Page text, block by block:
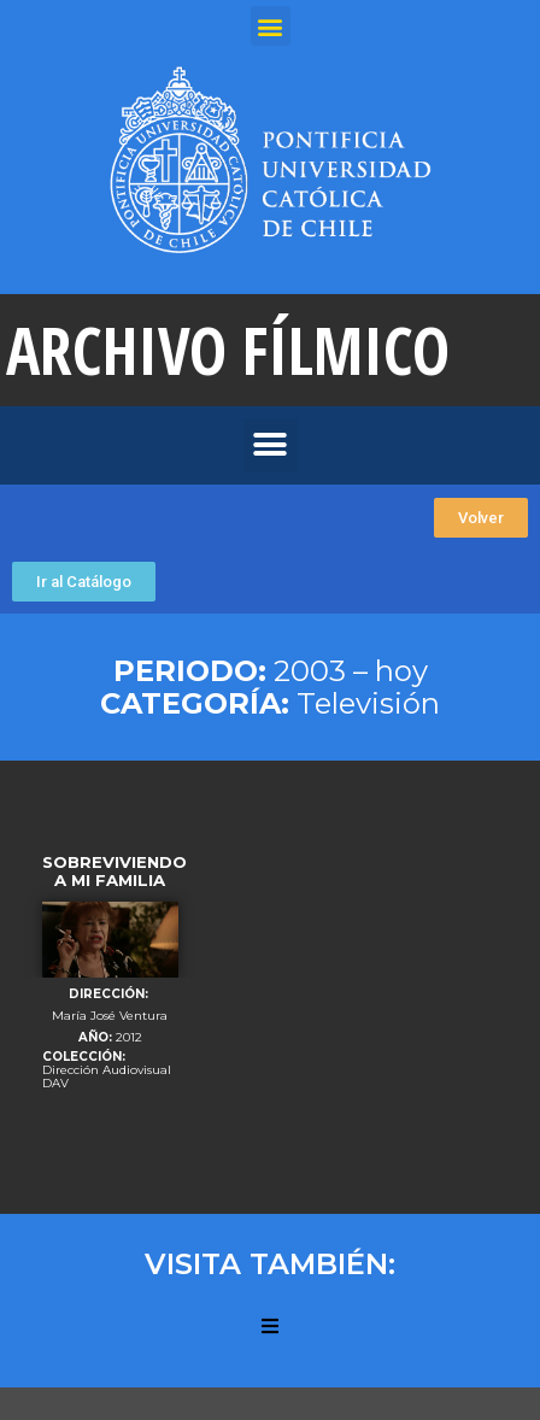
ARCHIVO FÍLMICO
Volver
Ir al Catálogo
PERIODO: 2003 – hoy
CATEGORÍA: Televisión
SOBREVIVIENDO
A MI FAMILIA
DIRECCIÓN:
María José Ventura
AÑO: 2012
COLECCIÓN:
Dirección Audiovisual
DAV
VISITA TAMBIÉN: